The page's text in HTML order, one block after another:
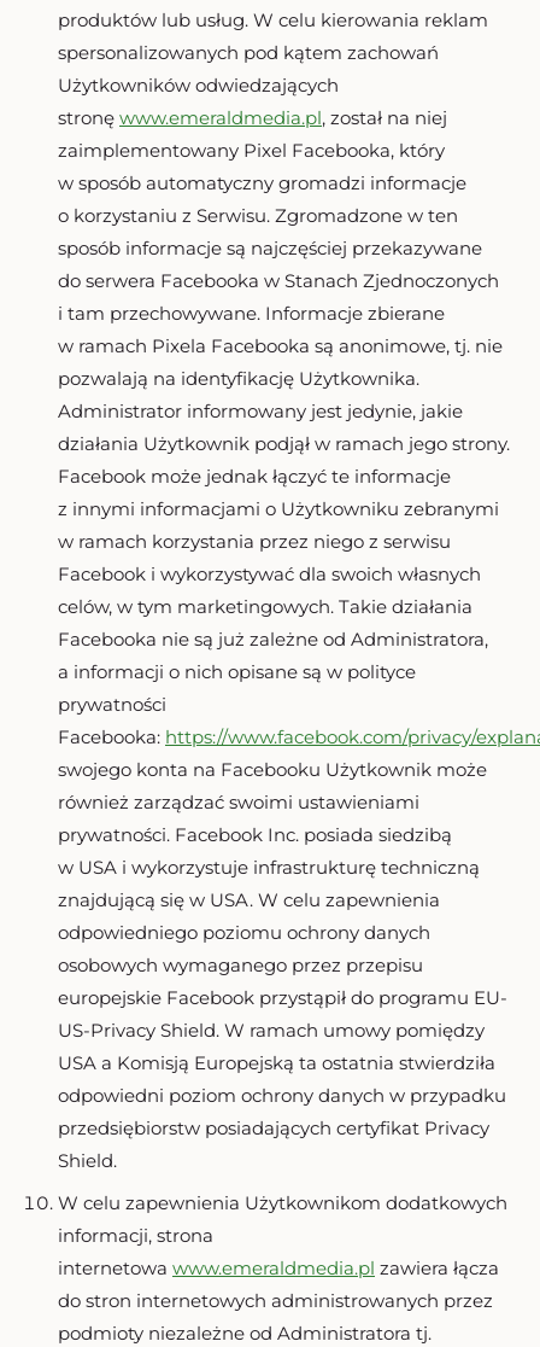
produktów lub usług. W celu kierowania reklam
spersonalizowanych pod kątem zachowań
Użytkowników odwiedzających
stronę www.emeraldmedia.pl, został na niej
zaimplementowany Pixel Facebooka, który
w sposób automatyczny gromadzi informacje
o korzystaniu z Serwisu. Zgromadzone w ten
sposób informacje są najczęściej przekazywane
do serwera Facebooka w Stanach Zjednoczonych
i tam przechowywane. Informacje zbierane
w ramach Pixela Facebooka są anonimowe, tj. nie
pozwalają na identyfikację Użytkownika.
Administrator informowany jest jedynie, jakie
działania Użytkownik podjął w ramach jego strony.
Facebook może jednak łączyć te informacje
z innymi informacjami o Użytkowniku zebranymi
w ramach korzystania przez niego z serwisu
Facebook i wykorzystywać dla swoich własnych
celów, w tym marketingowych. Takie działania
Facebooka nie są już zależne od Administratora,
a informacji o nich opisane są w polityce
prywatności
Facebooka: https://www.facebook.com/privacy/
swojego konta na Facebooku Użytkownik może
również zarządzać swoimi ustawieniami
prywatności. Facebook Inc. posiada siedzibą
w USA i wykorzystuje infrastrukturę techniczną
znajdującą się w USA. W celu zapewnienia
odpowiedniego poziomu ochrony danych
osobowych wymaganego przez przepisu
europejskie Facebook przystąpił do programu EU-
US-Privacy Shield. W ramach umowy pomiędzy
USA a Komisją Europejską ta ostatnia stwierdziła
odpowiedni poziom ochrony danych w przypadku
przedsiębiorstw posiadających certyfikat Privacy
Shield.
W celu zapewnienia Użytkownikom dodatkowych
informacji, strona
internetowa www.emeraldmedia.pl zawiera łącza
do stron internetowych administrowanych przez
podmioty niezależne od Administratora tj.